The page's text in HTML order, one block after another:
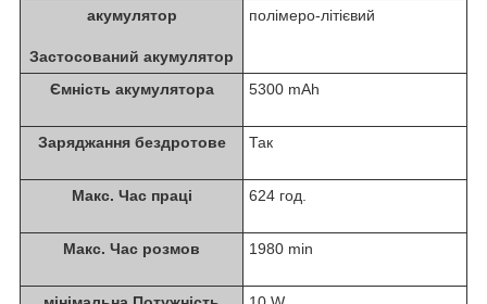
акумулятор
Застосований акумулятор
полімеро-літієвий
Ємність акумулятора 5300 mAh
Заряджання бездротове Так
Макс. Час праці 624 год.
Макс. Час розмов 1980 min